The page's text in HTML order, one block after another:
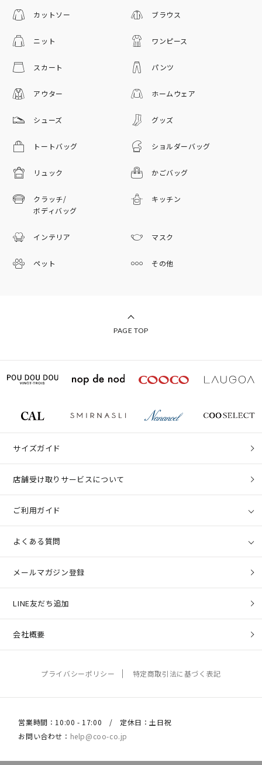
カットソー ブラウス
ニット ワンピース
スカート パンツ
アウター ホームウェア
シューズ グッズ
トートバッグ ショルダーバッグ
リュック かごバッグ
クラッチ/
ボディバッグ
キッチン
インテリア マスク
ペット その他
PAGE TOP
サイズガイド
店舗受け取りサービスについて
ご利用ガイド
よくある質問
メールマガジン登録
LINE友だち追加
会社概要
プライバシーポリシー 特定商取引法に基づく表記
営業時間：10:00 - 17:00 / 定休日：土日祝
お問い合わせ： help@coo-co.jp